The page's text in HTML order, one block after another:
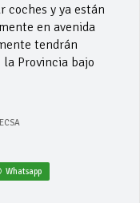
coches y ya están
en avenida
tendrán
Provincia bajo
Whatsapp